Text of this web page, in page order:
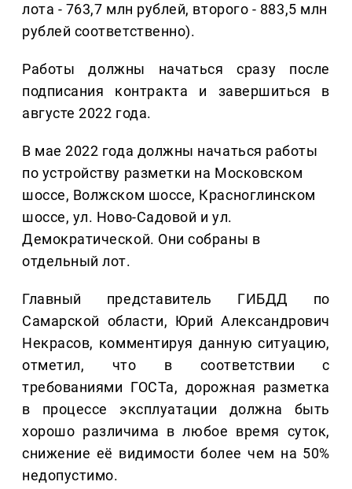
лота - 763,7 млн рублей, второго - 883,5 млн
рублей соответственно).
Работы должны начаться сразу после
подписания контракта и завершиться в
августе 2022 года.
В мае 2022 года должны начаться работы
по устройству разметки на Московском
шоссе, Волжском шоссе, Красноглинском
шоссе, ул. Ново-Садовой и ул.
Демократической. Они собраны в
отдельный лот.
Главный представитель ГИБДД по
Самарской области, Юрий Александрович
Некрасов, комментируя данную ситуацию,
отметил, что в соответствии с
требованиями ГОСТа, дорожная разметка
в процессе эксплуатации должна быть
хорошо различима в любое время суток,
снижение её видимости более чем на 50%
недопустимо.